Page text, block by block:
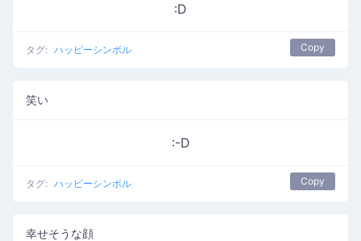
:D
タグ: ハッピーシンボル Copy
笑い
:-D
タグ: ハッピーシンボル Copy
幸せそうな顔